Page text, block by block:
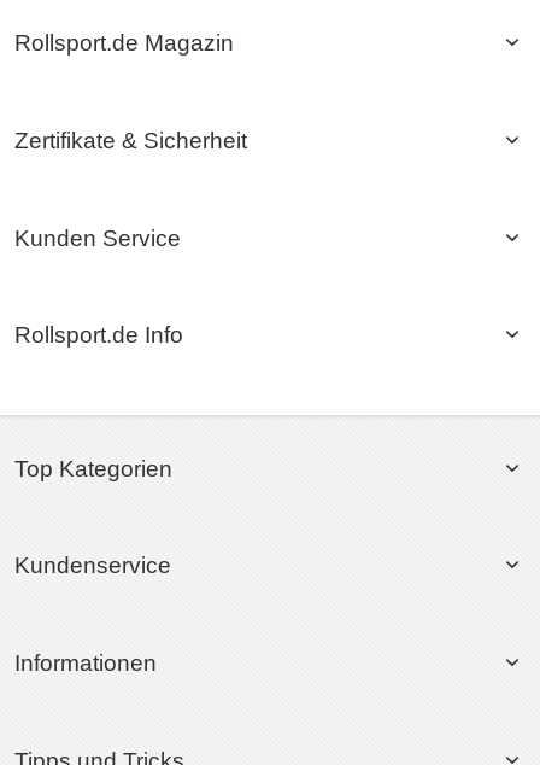
Rollsport.de Magazin
Zertifikate & Sicherheit
Kunden Service
Rollsport.de Info
Top Kategorien
Kundenservice
Informationen